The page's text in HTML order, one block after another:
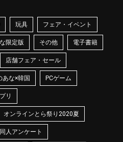
玩具 フェア・イベント
限定版 その他 電子書籍
店舗フェア・セール
あな×韓国 PCゲーム
リ
オンラインとら祭り2020夏
同人アンケート